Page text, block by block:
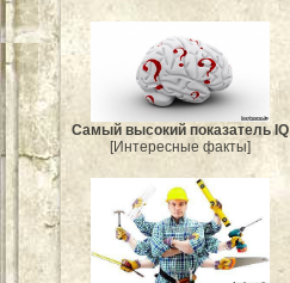
Самый высокий показатель IQ
[Интересные факты]